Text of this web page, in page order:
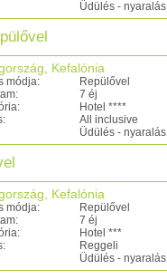
Üdülés - nyaralás
Kefalónia
módja:
Repülővel
7 éj
Hotel ****
All inclusive
Üdülés - nyaralás
Kefalónia
módja:
Repülővel
7 éj
Hotel ***
Reggeli
Üdülés - nyaralás